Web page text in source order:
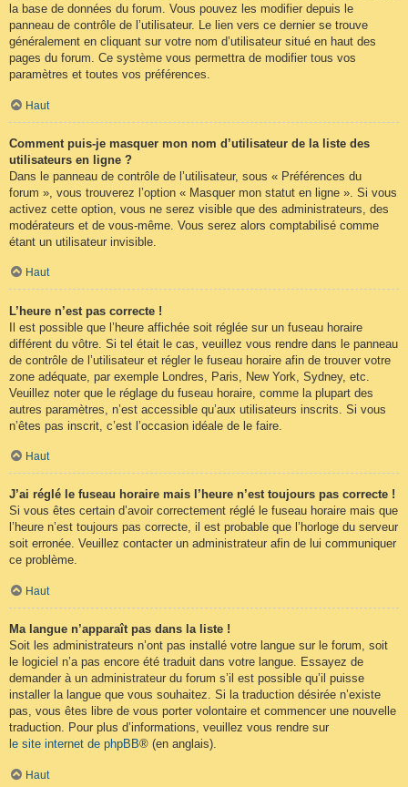
la base de données du forum. Vous pouvez les modifier depuis le
panneau de contrôle de l’utilisateur. Le lien vers ce dernier se trouve
généralement en cliquant sur votre nom d’utilisateur situé en haut des
pages du forum. Ce système vous permettra de modifier tous vos
paramètres et toutes vos préférences.
Haut
Comment puis-je masquer mon nom d’utilisateur de la liste des
utilisateurs en ligne ?
Dans le panneau de contrôle de l’utilisateur, sous « Préférences du
forum », vous trouverez l’option « Masquer mon statut en ligne ». Si vous
activez cette option, vous ne serez visible que des administrateurs, des
modérateurs et de vous-même. Vous serez alors comptabilisé comme
étant un utilisateur invisible.
Haut
L’heure n’est pas correcte !
Il est possible que l’heure affichée soit réglée sur un fuseau horaire
différent du vôtre. Si tel était le cas, veuillez vous rendre dans le panneau
de contrôle de l’utilisateur et régler le fuseau horaire afin de trouver votre
zone adéquate, par exemple Londres, Paris, New York, Sydney, etc.
Veuillez noter que le réglage du fuseau horaire, comme la plupart des
autres paramètres, n’est accessible qu’aux utilisateurs inscrits. Si vous
n’êtes pas inscrit, c’est l’occasion idéale de le faire.
Haut
J’ai réglé le fuseau horaire mais l’heure n’est toujours pas correcte !
Si vous êtes certain d’avoir correctement réglé le fuseau horaire mais que
l’heure n’est toujours pas correcte, il est probable que l’horloge du serveur
soit erronée. Veuillez contacter un administrateur afin de lui communiquer
ce problème.
Haut
Ma langue n’apparaît pas dans la liste !
Soit les administrateurs n’ont pas installé votre langue sur le forum, soit
le logiciel n’a pas encore été traduit dans votre langue. Essayez de
demander à un administrateur du forum s’il est possible qu’il puisse
installer la langue que vous souhaitez. Si la traduction désirée n’existe
pas, vous êtes libre de vous porter volontaire et commencer une nouvelle
traduction. Pour plus d’informations, veuillez vous rendre sur
le site internet de phpBB® (en anglais).
Haut